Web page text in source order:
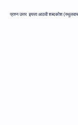
प्रश्न उत्तर इयत्ता आठवी शब्दकोश